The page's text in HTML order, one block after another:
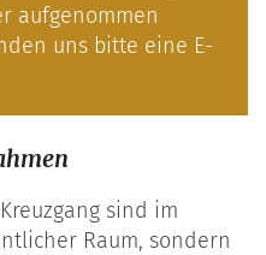
aufgenommen
uns bitte eine E-
sind im
Raum, sondern